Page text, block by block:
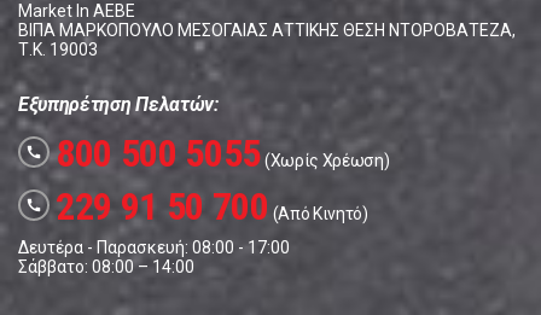
Market In ΑΕΒΕ
ΒΙΠΑ ΜΑΡΚΟΠΟΥΛΟ ΜΕΣΟΓΑΙΑΣ ΑΤΤΙΚΗΣ ΘΕΣΗ ΝΤΟΡΟΒΑΤΕΖΑ,
Τ.Κ. 19003
Εξυπηρέτηση Πελατών:
call 800 500 5055(Χωρίς Χρέωση)
call 229 91 50 700 (Από Κινητό)
Δευτέρα - Παρασκευή: 08:00 - 17:00
Σάββατο: 08:00 – 14:00